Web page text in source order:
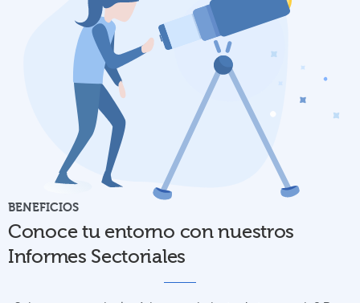
BENEFICIOS
Conoce tu entorno con nuestros
Informes Sectoriales